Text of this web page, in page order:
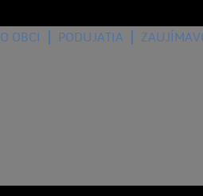
O OBCI PODUJATIA